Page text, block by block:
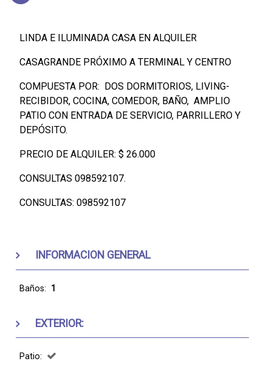
LINDA E ILUMINADA CASA EN ALQUILER
CASAGRANDE PRÓXIMO A TERMINAL Y CENTRO
COMPUESTA POR: DOS DORMITORIOS, LIVING-
RECIBIDOR, COCINA, COMEDOR, BAÑO, AMPLIO
PATIO CON ENTRADA DE SERVICIO, PARRILLERO Y
DEPÓSITO.
PRECIO DE ALQUILER: $ 26.000
CONSULTAS 098592107.
CONSULTAS: 098592107
INFORMACION GENERAL
Baños: 1
EXTERIOR:
Patio: